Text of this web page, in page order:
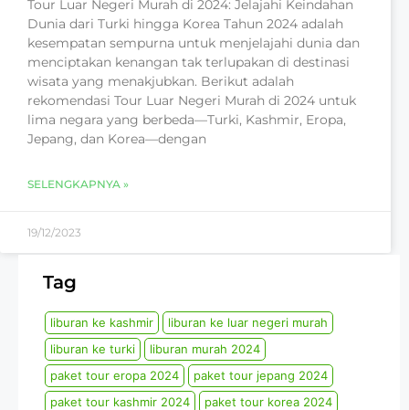
Tour Luar Negeri Murah di 2024: Jelajahi Keindahan
Dunia dari Turki hingga Korea Tahun 2024 adalah
kesempatan sempurna untuk menjelajahi dunia dan
menciptakan kenangan tak terlupakan di destinasi
wisata yang menakjubkan. Berikut adalah
rekomendasi Tour Luar Negeri Murah di 2024 untuk
lima negara yang berbeda—Turki, Kashmir, Eropa,
Jepang, dan Korea—dengan
SELENGKAPNYA »
19/12/2023
Tag
liburan ke kashmir
liburan ke luar negeri murah
liburan ke turki
liburan murah 2024
paket tour eropa 2024
paket tour jepang 2024
paket tour kashmir 2024
paket tour korea 2024